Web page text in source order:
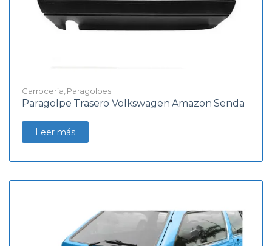
Carrocería Paragolpes
Paragolpe Trasero Volkswagen Amazon Senda
Leer más